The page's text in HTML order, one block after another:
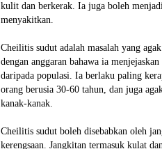
kulit dan berkerak. Ia juga boleh
menyakitkan.
Cheilitis sudut adalah masalah yang
dengan anggaran bahawa ia menjejaskan
daripada populasi. Ia berlaku paling
orang berusia 30‑60 tahun, dan juga
kanak‑kanak.
Cheilitis sudut boleh disebabkan oleh
kerengsaan. Jangkitan termasuk kulat